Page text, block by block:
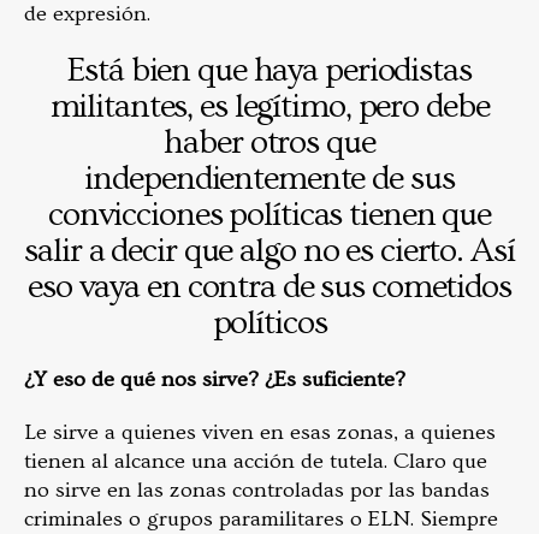
de expresión.
Está bien que haya periodistas
militantes, es legítimo, pero debe
haber otros que
independientemente de sus
convicciones políticas tienen que
salir a decir que algo no es cierto. Así
eso vaya en contra de sus cometidos
políticos
¿Y eso de qué nos sirve? ¿Es suficiente?
Le sirve a quienes viven en esas zonas, a quienes
tienen al alcance una acción de tutela. Claro que
no sirve en las zonas controladas por las bandas
criminales o grupos paramilitares o ELN. Siempre